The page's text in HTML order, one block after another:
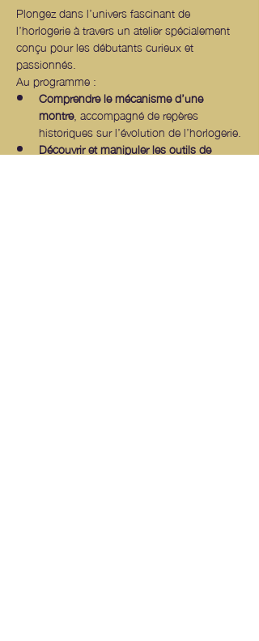
Plongez dans l’univers fascinant de
l’horlogerie à travers un atelier spécialement
conçu pour les débutants curieux et
passionnés.
Au programme :
Comprendre le mécanisme d’une
montre, accompagné de repères
historiques sur l’évolution de l’horlogerie.
Découvrir et manipuler les outils de